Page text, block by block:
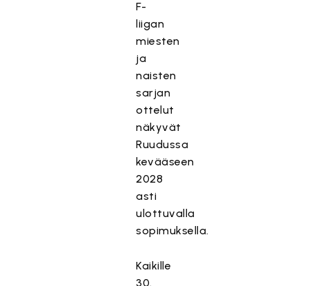
F-
liigan
miesten
ja
naisten
sarjan
ottelut
näkyvät
Ruudussa
kevääseen
2028
asti
ulottuvalla
sopimuksella.
Kaikille
30.